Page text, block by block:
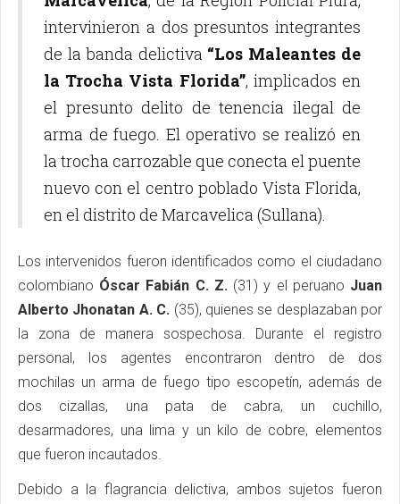
intervinieron a dos presuntos integrantes
de la banda delictiva “Los Maleantes de
la Trocha Vista Florida”, implicados en
el presunto delito de tenencia ilegal de
arma de fuego. El operativo se realizó en
la trocha carrozable que conecta el puente
nuevo con el centro poblado Vista Florida,
en el distrito de Marcavelica (Sullana).
Los intervenidos fueron identificados como el ciudadano
colombiano Óscar Fabián C. Z.(31) y el peruano Juan
Alberto Jhonatan A. C. (35), quienes se desplazaban por
la zona de manera sospechosa. Durante el registro
personal, los agentes encontraron dentro de dos
mochilas un arma de fuego tipo escopetín, además de
dos cizallas, una pata de cabra, un cuchillo,
desarmadores, una lima y un kilo de cobre, elementos
que fueron incautados.
Debido a la flagrancia delictiva, ambos sujetos fueron